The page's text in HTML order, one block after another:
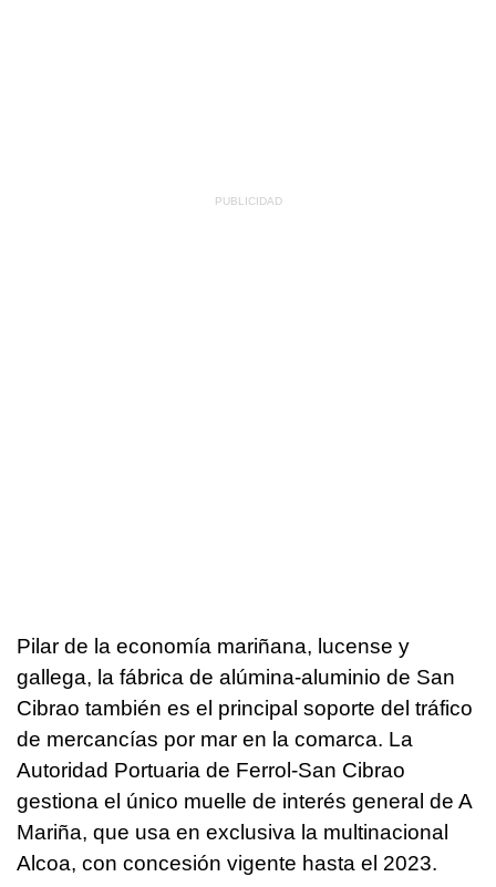
Pilar de la economía mariñana, lucense y
gallega, la fábrica de alúmina-aluminio de San
Cibrao también es el principal soporte del tráfico
de mercancías por mar en la comarca. La
Autoridad Portuaria de Ferrol-San Cibrao
gestiona el único muelle de interés general de A
Mariña, que usa en exclusiva la multinacional
Alcoa, con concesión vigente hasta el 2023.